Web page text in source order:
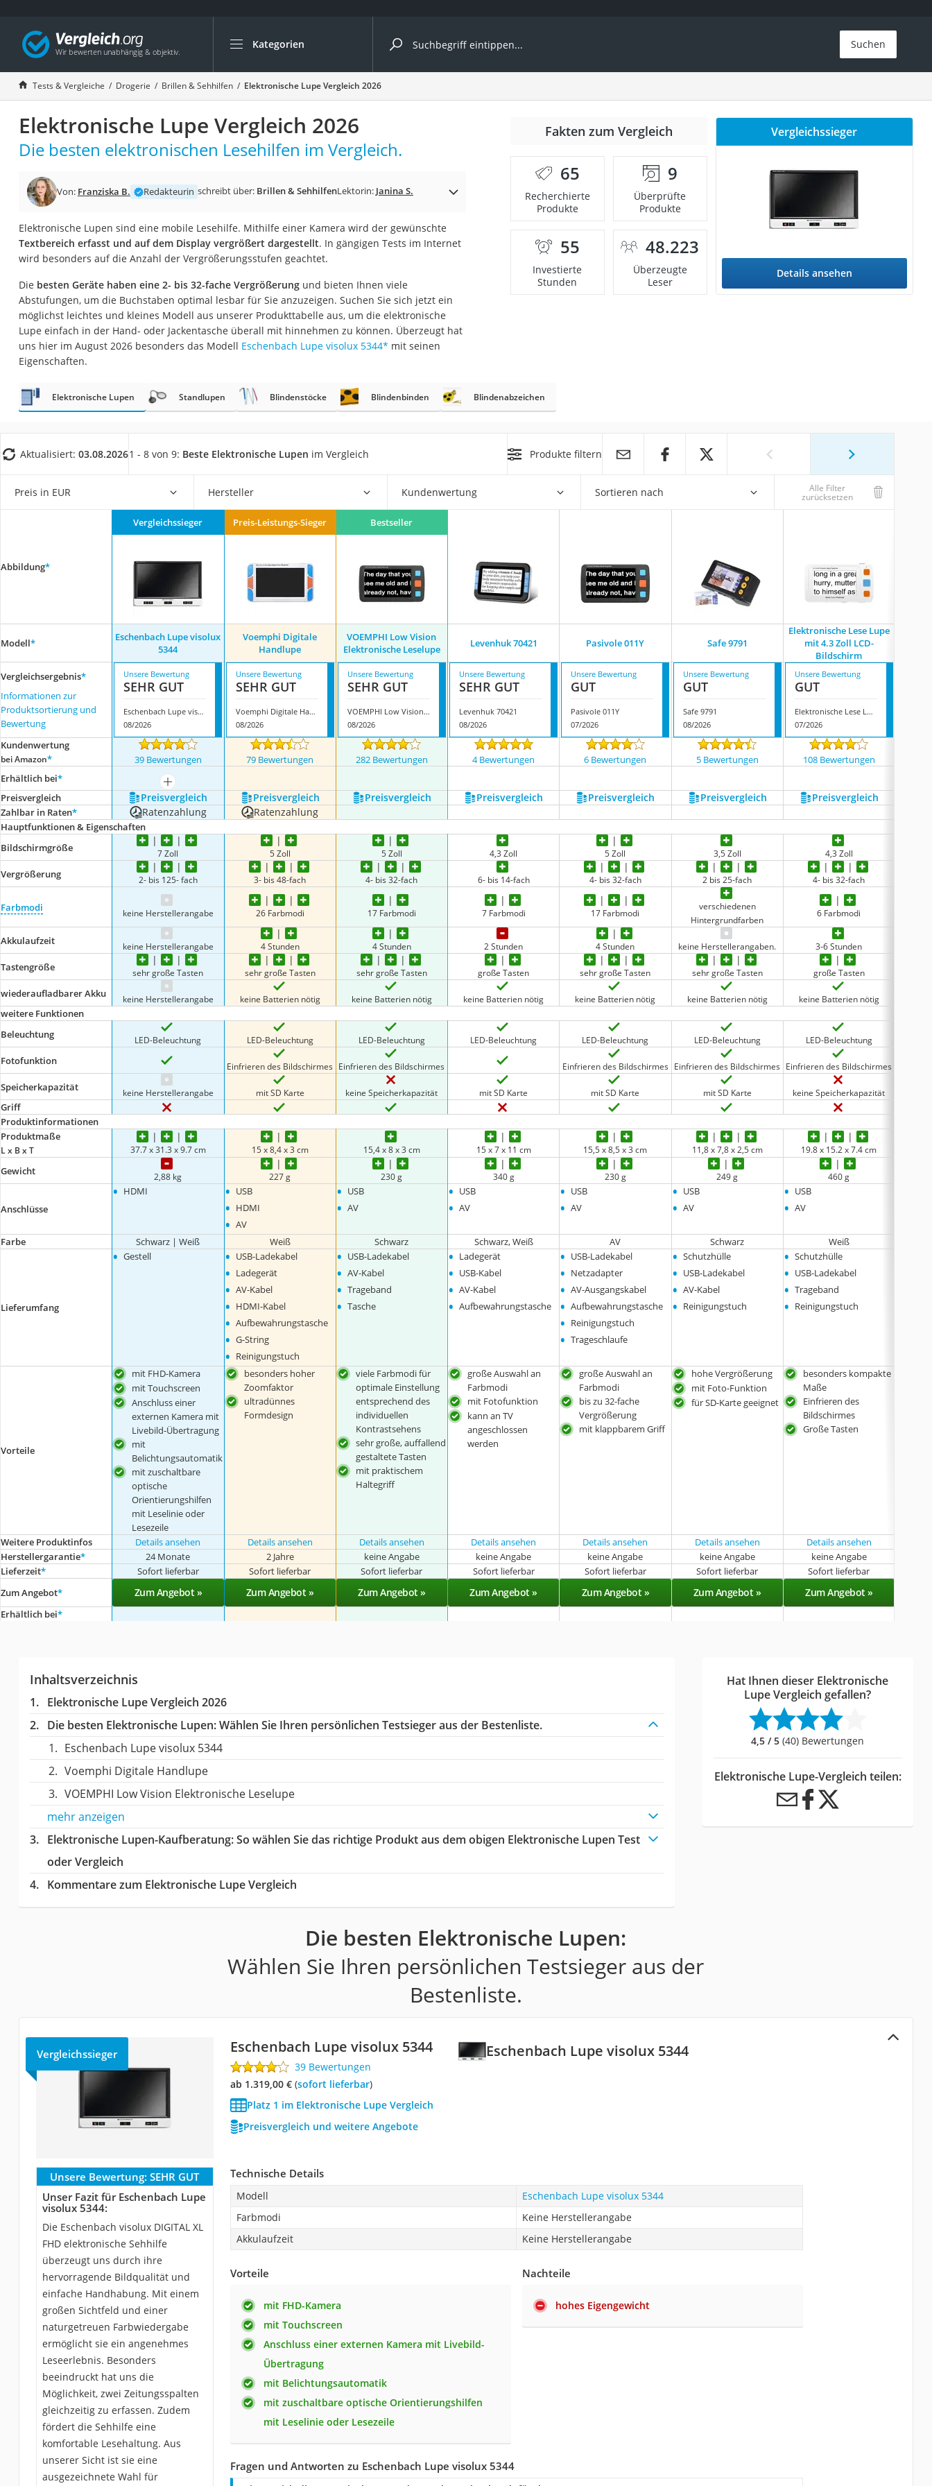
Kategorien
Die beliebtesten Vergleiche nach Kategorie
Drogerie
Inhalator
Haarschneider
Rollator
Katzenklappe (Chip)
Masturbator
Massagepistole
Reisehaartrockner
Eiweißpulver
Magnesiumpräparat
Nackenmassagegerät
Zeckenschutz Katze
Philips-Sonicare-Zahnbürste
Mineralfutter Pferd
Massagegerät
Suchen
Tests & Vergleiche Drogerie Brillen & Sehhilfen Elektronische Lupe Vergleich 2026
Elektronische Lupe Vergleich 2026
Die besten elektronischen Lesehilfen im Vergleich.
Von: Franziska B. Redakteurin schreibt über: Brillen & SehhilfenLektorin: Janina S.
Elektronische Lupen sind eine mobile Lesehilfe. Mithilfe einer Kamera wird der gewünschte
Textbereich erfasst und auf dem Display vergrößert dargestellt. In gängigen Tests im Internet
wird besonders auf die Anzahl der Vergrößerungsstufen geachtet.
Die besten Geräte haben eine 2- bis 32-fache Vergrößerungund bieten Ihnen viele
Abstufungen, um die Buchstaben optimal lesbar für Sie anzuzeigen. Suchen Sie sich jetzt ein
möglichst leichtes und kleines Modell aus unserer Produkttabelle aus, um die elektronische
Lupe einfach in der Hand- oder Jackentasche überall mit hinnehmen zu können. Überzeugt hat
uns hier im August 2026 besonders das Modell Eschenbach Lupe visolux 5344* mit seinen
Eigenschaften.
Fakten zum Vergleich
65
Recherchierte
Produkte
9
Überprüfte
Produkte
55
Investierte
Stunden
48.223
Überzeugte
Leser
Vergleichssieger
Details ansehen
Elektronische Lupen Standlupen Blindenstöcke Blindenbinden Blindenabzeichen
Aktualisiert: 03.08.20261 - 8 von 9: Beste Elektronische Lupen im Vergleich Produkte filtern
Preis in EUR Hersteller Kundenwertung Sortieren nach Alle Filter
zurücksetzen
Abbildung*
Vergleichssieger Preis-Leistungs-Sieger Bestseller
Modell*
Eschenbach Lupe visolux
5344
Voemphi Digitale
Handlupe
VOEMPHI Low Vision
Elektronische Leselupe
Levenhuk 70421 Pasivole 011Y Safe 9791
Elektronische Lese Lupe
mit 4.3 Zoll LCD-
Bildschirm
Vergleichsergebnis*
Informationen zur
Produktsortierung und
Bewertung
Unsere Bewertung
SEHR GUT
Eschenbach Lupe visolux 5344
08/2026
Unsere Bewertung
SEHR GUT
Voemphi Digitale Handlupe
08/2026
Unsere Bewertung
SEHR GUT
VOEMPHI Low Vision Elektronische Leselupe
08/2026
Unsere Bewertung
SEHR GUT
Levenhuk 70421
08/2026
Unsere Bewertung
GUT
Pasivole 011Y
07/2026
Unsere Bewertung
GUT
Safe 9791
08/2026
Unsere Bewertung
GUT
Elektronische Lese Lupe mit 4.3 Zoll LCD-Bildschirm
07/2026
Kundenwertung
bei Amazon* 39 Bewertungen 79 Bewertungen 282 Bewertungen 4 Bewertungen 6 Bewertungen 5 Bewertungen 108 Bewertungen
Erhältlich bei*
mehr anzeigen
Preis­vergleich
Preis­vergleich Preis­vergleich Preis­vergleich Preis­vergleich Preis­vergleich Preis­vergleich Preis­vergleich
Zahlbar in Raten* Ratenzahlung Ratenzahlung
Hauptfunktionen & Eigenschaften
Bildschirmgröße
7 Zoll 5 Zoll 5 Zoll 4,3 Zoll 5 Zoll 3,5 Zoll 4,3 Zoll
Vergrößerung 2- bis 125- fach 3- bis 48-fach 4- bis 32-fach 6- bis 14-fach 4- bis 32-fach 2 bis 25-fach 4- bis 32-fach
Farbmodi keine Herstellerangabe 26 Farbmodi 17 Farbmodi 7 Farbmodi 17 Farbmodi
verschiedenen
Hintergrundfarben
6 Farbmodi
Akkulaufzeit keine Herstellerangabe 4 Stunden 4 Stunden 2 Stunden 4 Stunden keine Herstellerangaben. 3-6 Stunden
Tastengröße sehr große Tasten sehr große Tasten sehr große Tasten große Tasten sehr große Tasten sehr große Tasten große Tasten
wiederaufladbarer Akku keine Herstellerangabe keine Batterien nötig keine Batterien nötig keine Batterien nötig keine Batterien nötig keine Batterien nötig keine Batterien nötig
weitere Funktionen
Beleuchtung
LED-Beleuchtung LED-Beleuchtung LED-Beleuchtung LED-Beleuchtung LED-Beleuchtung LED-Beleuchtung LED-Beleuchtung
Fotofunktion Einfrieren des Bildschirmes Einfrieren des Bildschirmes Einfrieren des Bildschirmes Einfrieren des Bildschirmes Einfrieren des Bildschirmes
Speicherkapazität keine Herstellerangabe mit SD Karte keine Speicherkapazität mit SD Karte mit SD Karte mit SD Karte keine Speicherkapazität
Griff
Produktinformationen
Produktmaße
L x B x T 37.7 x 31.3 x 9.7 cm 15 x 8,4 x 3 cm 15,4 x 8 x 3 cm 15 x 7 x 11 cm 15,5 x 8,5 x 3 cm 11,8 x 7,8 x 2,5 cm 19.8 x 15.2 x 7.4 cm
Gewicht 2,88 kg 227 g 230 g 340 g 230 g ‎249 g 460 g
Anschlüsse
• HDMI • USB
• HDMI
• AV
• USB
• AV
• USB
• AV
• USB
• AV
• USB
• AV
• USB
• AV
Farbe Schwarz | Weiß Weiß Schwarz Schwarz, Weiß AV Schwarz Weiß
Lieferumfang
• Gestell • USB-Ladekabel
• Ladegerät
• AV-Kabel
• HDMI-Kabel
• Aufbewahrungstasche
• G-String
• Reinigungstuch
• USB-Ladekabel
• AV-Kabel
• Trageband
• Tasche
• Ladegerät
• USB-Kabel
• AV-Kabel
• Aufbewahrungstasche
• USB-Ladekabel
• Netzadapter
• AV-Ausgangskabel
• Aufbewahrungstasche
• Reinigungstuch
• Trageschlaufe
• Schutzhülle
• USB-Ladekabel
• AV-Kabel
• Reinigungstuch
• Schutzhülle
• USB-Ladekabel
• Trageband
• Reinigungstuch
Vorteile
mit FHD-Kamera
mit Touchscreen
Anschluss einer
externen Kamera mit
Livebild-Übertragung
mit
Belichtungsautomatik
mit zuschaltbare
optische
Orientierungshilfen
mit Leselinie oder
Lesezeile
besonders hoher
Zoomfaktor
ultradünnes
Formdesign
viele Farbmodi für
optimale Einstellung
entsprechend des
individuellen
Kontrastsehens
sehr große, auffallend
gestaltete Tasten
mit praktischem
Haltegriff
große Auswahl an
Farbmodi
mit Fotofunktion
kann an TV
angeschlossen
werden
große Auswahl an
Farbmodi
bis zu 32-fache
Vergrößerung
mit klappbarem Griff
hohe Vergrößerung
mit Foto-Funktion
für SD-Karte geeignet
besonders kompakte
Maße
Einfrieren des
Bildschirmes
Große Tasten
Weitere Produktinfos Details ansehen Details ansehen Details ansehen Details ansehen Details ansehen Details ansehen Details ansehen
Herstellergarantie* 24 Monate 2 Jahre keine Angabe keine Angabe keine Angabe keine Angabe keine Angabe
Lieferzeit* Sofort lieferbar Sofort lieferbar Sofort lieferbar Sofort lieferbar Sofort lieferbar Sofort lieferbar Sofort lieferbar
Zum Angebot* Zum Angebot » Zum Angebot » Zum Angebot » Zum Angebot » Zum Angebot » Zum Angebot » Zum Angebot »
Erhältlich bei*
Inhaltsverzeichnis
Elektronische Lupe Vergleich 2026
Die besten Elektronische Lupen:Wählen Sie Ihren persönlichen Testsieger aus der Bestenliste.
Eschenbach Lupe visolux 5344
Voemphi Digitale Handlupe
VOEMPHI Low Vision Elektronische Leselupe
mehr anzeigen
Elektronische Lupen-Kaufberatung: So wählen Sie das richtige Produkt aus dem obigen Elektronische Lupen Test
oder Vergleich
Kommentare zum Elektronische Lupe Vergleich
Hat Ihnen dieser Elektronische
Lupe Vergleich gefallen?
4,5 / 5 (40) Bewertungen
Elektronische Lupe-Vergleich teilen:
Die besten Elektronische Lupen:
Wählen Sie Ihren persönlichen Testsieger aus der
Bestenliste.
Eschenbach Lupe visolux 5344
Vergleichssieger Eschenbach Lupe visolux 5344
39 Bewertungen
ab 1.319,00 €( Sofort lieferbar)
Platz 1 im Elektronische Lupe Vergleich
Preisvergleich und weitere Angebote
Unsere Bewertung: SEHR GUT
Unser Fazit für Eschenbach Lupe
visolux 5344:
Die Eschenbach visolux DIGITAL XL
FHD elektronische Sehhilfe
überzeugt uns durch ihre
hervorragende Bildqualität und
einfache Handhabung. Mit einem
großen Sichtfeld und einer
naturgetreuen Farbwiedergabe
ermöglicht sie ein angenehmes
Leseerlebnis. Besonders
beeindruckt hat uns die
Möglichkeit, zwei Zeitungsspalten
gleichzeitig zu erfassen. Zudem
fördert die Sehhilfe eine
komfortable Lesehaltung. Aus
unserer Sicht ist sie eine
ausgezeichnete Wahl für
Technische Details
Modell
Eschenbach Lupe visolux 5344
Farbmodi
Keine Herstellerangabe
Akkulaufzeit
Keine Herstellerangabe
Vorteile
mit FHD-Kamera
mit Touchscreen
Anschluss einer externen Kamera mit Livebild-
Übertragung
mit Belichtungsautomatik
mit zuschaltbare optische Orientierungshilfen
mit Leselinie oder Lesezeile
Nachteile
hohes Eigengewicht
Fragen und Antworten zu Eschenbach Lupe visolux 5344